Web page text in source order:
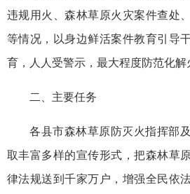
违规用火、森林草原火灾案件查处
等情况，以身边鲜活案件教育引导
育，人人受警示，最大程度防范化解
二、主要任务
各县市森林草原防灭火指挥部
取丰富多样的宣传形式，把森林草
律法规送到千家万户，增强全民依